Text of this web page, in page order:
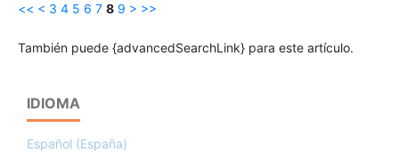
<< < 3 4 5 6 7 8 9 > >>
También puede {advancedSearchLink} para este artículo.
IDIOMA
Español (España)